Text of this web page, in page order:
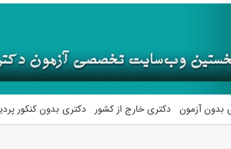
بدون آزمون دکتری خارج از کشور دکتری بدون کنکور